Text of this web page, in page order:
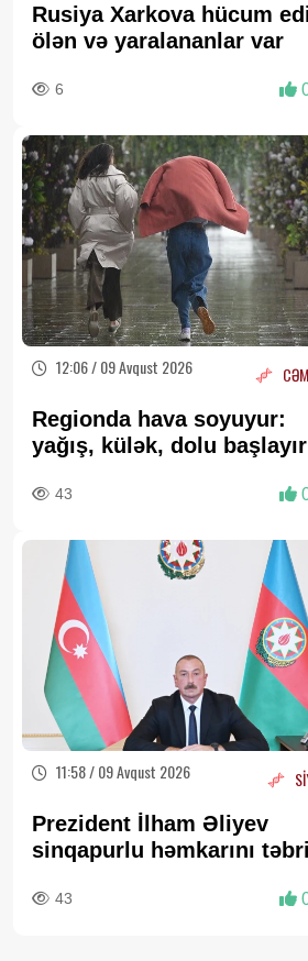
Rusiya Xarkova hücum
ölən və yaralananlar var
6
12:06 / 09 Avqust 2026
Regionda hava soyuyur:
yağış, külək, dolu
43
11:58 / 09 Avqust 2026
Prezident İlham Əliyev
sinqapurlu həmkarını
43